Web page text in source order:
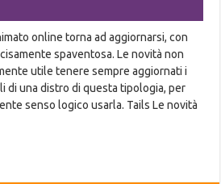
online torna ad aggiornarsi, con
spaventosa. Le novità non
utile tenere sempre aggiornati i
di una distro di questa tipologia, per
senso logico usarla. Tails Le novità